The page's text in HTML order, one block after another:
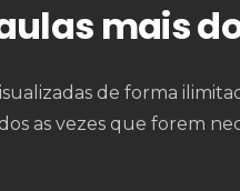
mais
de forma
as vezes que forem